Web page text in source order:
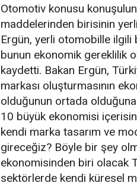
Otomotiv konusu
maddelerinden birisinin
Ergün, yerli otomobille
bunun ekonomik gereklilik
kaydetti. Bakan Ergün,
markası oluşturmasının
olduğunun ortada
10 büyük ekonomisi
kendi marka tasarım ve
gireceğiz? Böyle bir şey
ekonomisinden biri olacak
sektörlerde kendi küresel